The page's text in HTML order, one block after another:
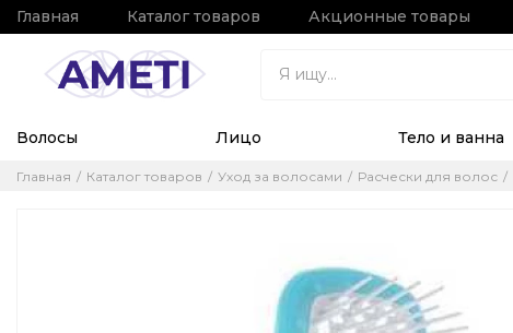
Главная Каталог товаров Акционные товары
Волосы Лицо Тело и ванна
Главная Каталог товаров Уход за волосами Расчески для волос